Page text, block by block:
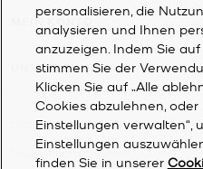
MEIN KONTO
UNTERNEHMEN
2026Michael Kors
Datenschutzrichtlinie
personalisieren, die
analysieren und Ihnen
anzuzeigen. Indem Sie auf
stimmen Sie der
Klicken Sie auf „Alle
Cookies abzulehnen, oder
Einstellungen verwalten“,
Einstellungen
finden Sie in unserer